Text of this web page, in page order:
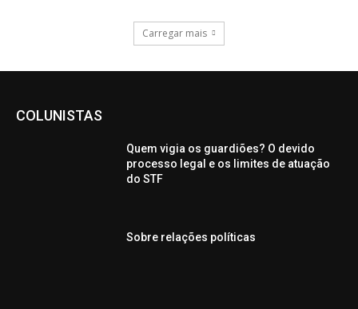
Carregar mais
COLUNISTAS
Quem vigia os guardiões? O devido
processo legal e os limites de atuação
do STF
Sobre relações políticas